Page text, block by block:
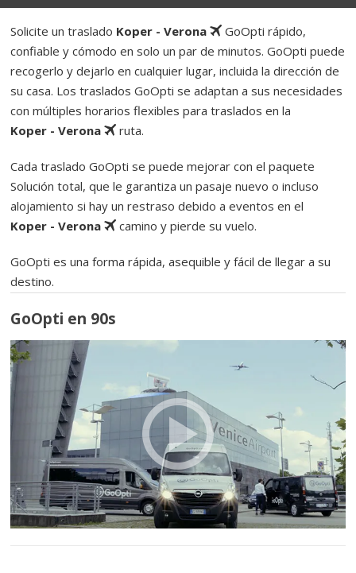
Solicite un traslado Koper - Verona
GoOpti rápido,
confiable y cómodo en solo un par de minutos. GoOpti puede
recogerlo y dejarlo en cualquier lugar, incluida la dirección de
su casa. Los traslados GoOpti se adaptan a sus necesidades
con múltiples horarios flexibles para traslados en la
Koper - Verona
ruta.
Cada traslado GoOpti se puede mejorar con el paquete
Solución total, que le garantiza un pasaje nuevo o incluso
alojamiento si hay un restraso debido a eventos en el
Koper - Verona
camino y pierde su vuelo.
GoOpti es una forma rápida, asequible y fácil de llegar a su
destino.
GoOpti en 90s